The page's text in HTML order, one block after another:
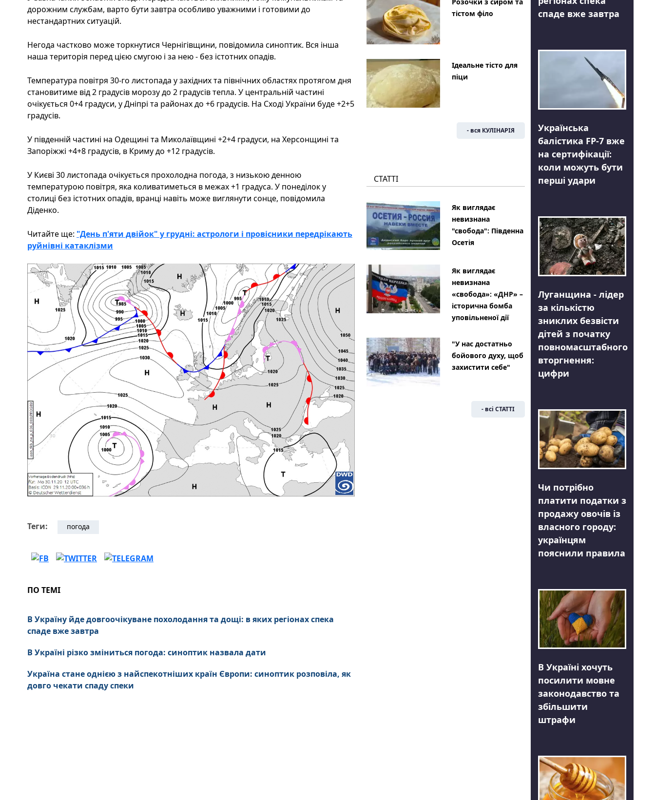
дорожним службам, варто бути завтра особливо уважними і готовими до
нестандартних ситуацій.
Негода частково може торкнутися Чернігівщини, повідомила синоптик. Вся інша
наша територія перед цією смугою і за нею - без істотних опадів.
Температура повітря 30-го листопада у західних та північних областях протягом дня
становитиме від 2 градусів морозу до 2 градусів тепла. У центральній частині
очікується 0+4 градуси, у Дніпрі та районах до +6 градусів. На Сході України буде +2+5
градусів.
У південній частині на Одещині та Миколаївщині +2+4 градуси, на Херсонщині та
Запоріжжі +4+8 градусів, в Криму до +12 градусів.
У Києві 30 листопада очікується прохолодна погода, з низькою денною
температурою повітря, яка коливатиметься в межах +1 градуса. У понеділок у
столиці без істотних опадів, вранці навіть може виглянути сонце, повідомила
Діденко.
Читайте ще: "День п'яти двійок" у грудні: астрологи і провісники передрікають
руйнівні катаклізми
Теги: погода
ПО ТЕМІ
В Україну йде довгоочікуване похолодання та дощі: в яких регіонах спека
спаде вже завтра
В Україні різко зміниться погода: синоптик назвала дати
Україна стане однією з найспекотніших країн Європи: синоптик розповіла, як
довго чекати спаду спеки
тістом філо
Ідеальне тісто для
піци
- вся КУЛІНАРІЯ
СТАТТІ
Як виглядає
невизнана
"свобода": Південна
Осетія
Як виглядає
невизнана
«свобода»: «ДНР» –
історична бомба
уповільненої дії
"У нас достатньо
бойового духу, щоб
захистити себе"
- всі СТАТТІ
спаде вже завтра
Українська
балістика FP-7 вже
на сертифікації:
коли можуть бути
перші удари
Луганщина - лідер
за кількістю
зниклих безвісти
дітей з початку
повномасштабного
вторгнення:
цифри
Чи потрібно
платити податки з
продажу овочів із
власного городу:
українцям
пояснили правила
В Україні хочуть
посилити мовне
законодавство та
збільшити
штрафи